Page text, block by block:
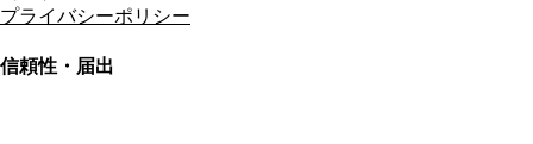
プライバシーポリシー
信頼性・届出